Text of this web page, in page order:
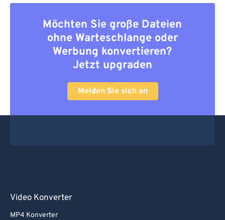
Möchten Sie große Dateien
ohne Warteschlange oder
Werbung konvertieren?
Jetzt upgraden
Melden Sie sich an
Video Konverter
MP4 Konverter